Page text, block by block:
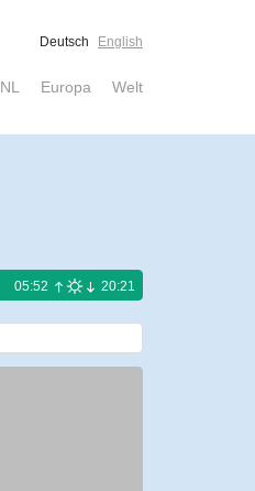
Deutsch English
NL Europa Welt
05:52 20:21